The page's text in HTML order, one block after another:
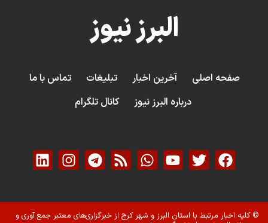
البرز نیوز
صفحه اصلی آخرین اخبار تبلیغات
تماس با ما
درباره البرز نیوز
کانال تلگرام
© کلیه اخبار مرتبط با استان البرز و شهر کرج از خبرگزاری‌های معتبر جمع آوری و